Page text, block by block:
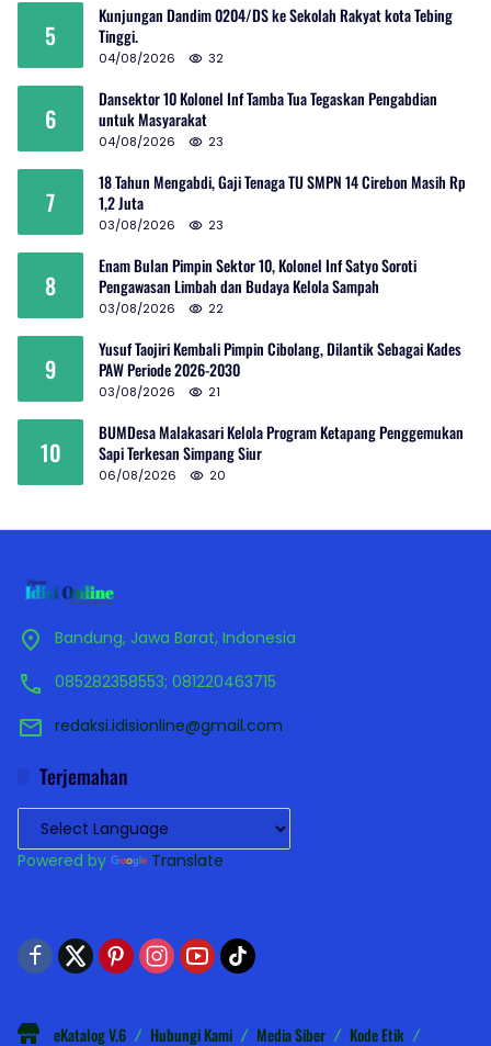
5
Kunjungan Dandim 0204/DS ke Sekolah Rakyat kota Tebing
Tinggi.
04/08/2026 32
6
Dansektor 10 Kolonel Inf Tamba Tua Tegaskan Pengabdian
untuk Masyarakat
04/08/2026 23
7
18 Tahun Mengabdi, Gaji Tenaga TU SMPN 14 Cirebon Masih Rp
1,2 Juta
03/08/2026 23
8
Enam Bulan Pimpin Sektor 10, Kolonel Inf Satyo Soroti
Pengawasan Limbah dan Budaya Kelola Sampah
03/08/2026 22
9
Yusuf Taojiri Kembali Pimpin Cibolang, Dilantik Sebagai Kades
PAW Periode 2026-2030
03/08/2026 21
10
BUMDesa Malakasari Kelola Program Ketapang Penggemukan
Sapi Terkesan Simpang Siur
06/08/2026 20
Bandung, Jawa Barat, Indonesia
085282358553; 081220463715
redaksi.idisionline@gmail.com
Terjemahan
Powered by Translate
eKatalog V.6 Hubungi Kami Media Siber Kode Etik